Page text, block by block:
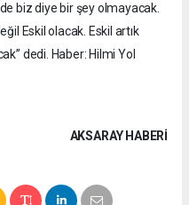
biz diye bir şey olmayacak.
Eskil olacak. Eskil artık
dedi. Haber: Hilmi Yol
AKSARAY HABERİ